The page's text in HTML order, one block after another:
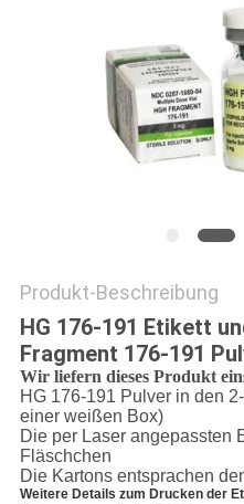
Produkt-Beschreibung
HG 176-191 Etikett
Fragment 176-191
Wir liefern dieses Produkt
HG 176-191 Pulver in den
einer weißen Box)
Die per Laser angepassten
Fläschchen
Die Kartons entsprachen
Weitere Details zum Drucken der